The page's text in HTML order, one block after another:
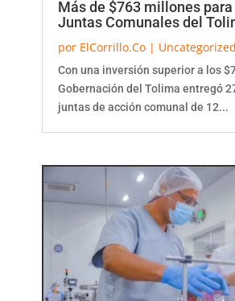
Más de $763 millones
Juntas Comunales del
por ElCorrillo.Co | Uncategorized
Con una inversión superior a los
Gobernación del Tolima entregó
juntas de acción comunal de 12...